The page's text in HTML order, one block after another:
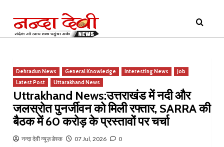
content
Menu
Dehradun News General Knowledge Interesting News
Job
Latest Post
Uttarakhand News
Uttrakhand News:उत्तराखंड में नदी और
जलस्रोत पुनर्जीवन को मिली रफ्तार, SARRA की
बैठक में 60 करोड़ के प्रस्तावों पर चर्चा
नन्दा देवी न्यूज़ डेस्क 07 Jul, 2026 0